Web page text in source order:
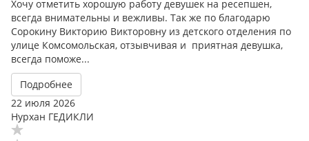
Хочу отметить хорошую работу девушек на ресепшен,
всегда внимательны и вежливы. Так же по благодарю
Сорокину Викторию Викторовну из детского отделения по
улице Комсомольская, отзывчивая и приятная девушка,
всегда поможе...
Подробнее
22 июля 2026
Нурхан ГЕДИКЛИ